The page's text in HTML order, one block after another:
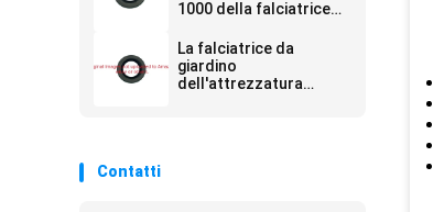
inglese
1000 della falciatrice
La falciatrice da
giardino
dell'attrezzatura
Contatti